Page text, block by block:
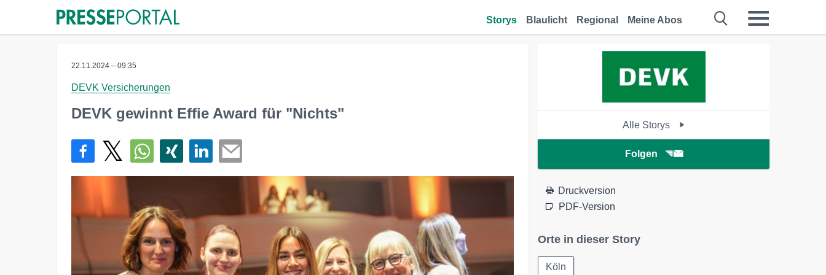
Storys Blaulicht Regional Meine Abos
22.11.2024 – 09:35
DEVK Versicherungen
DEVK gewinnt Effie Award für "Nichts"
Alle Storys
Folgen
Druckversion
PDF-Version
Orte in dieser Story
Köln